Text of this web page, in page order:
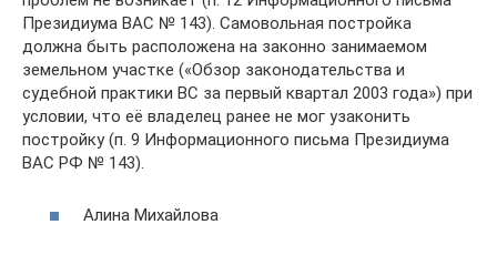
Президиума ВАС № 143). Самовольная постройка
должна быть расположена на законно занимаемом
земельном участке («Обзор законодательства и
судебной практики ВС за первый квартал 2003 года») при
условии, что её владелец ранее не мог узаконить
постройку (п. 9 Информационного письма Президиума
ВАС РФ № 143).
Алина Михайлова